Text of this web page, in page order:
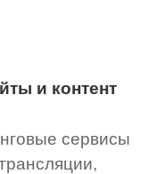
и контент
сервисы